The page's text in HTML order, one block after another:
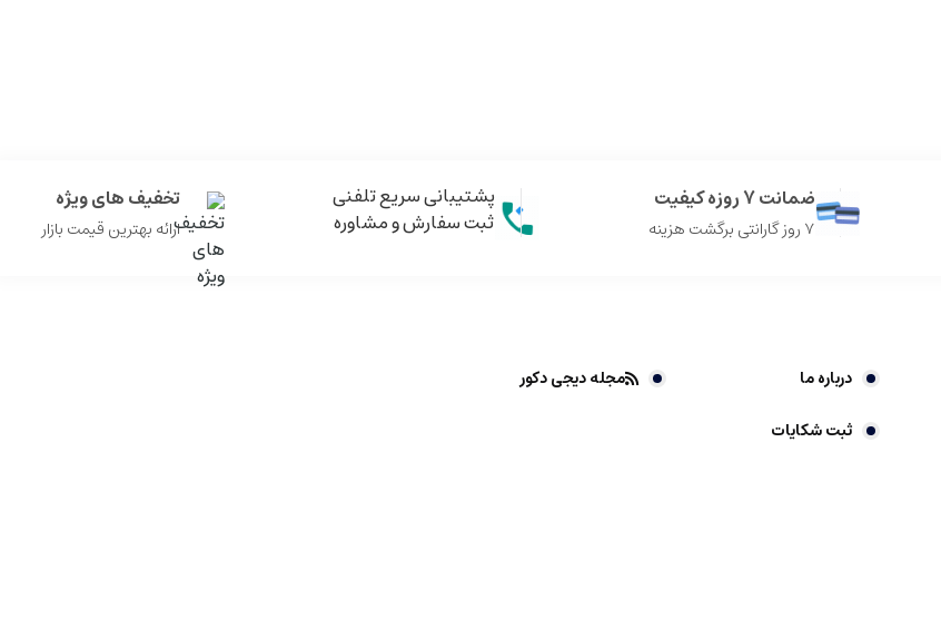
ضمانت 7 روزه کیفیت
7 روز گارانتی برگشت هزینه
پشتیبانی سریع تلفنی
ثبت سفارش و مشاوره
تخفیف های ویژه
ارائه بهترین قیمت بازار
درباره ما
مجله دیجی دکور
ثبت شکایات